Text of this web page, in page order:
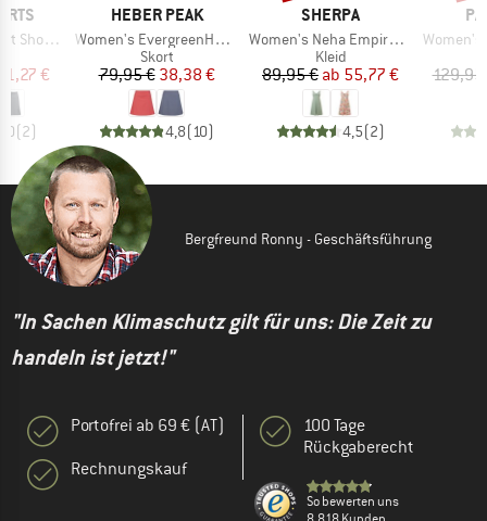
Preis
€
(2)
MARKE
HEBER PEAK
Artikel
Women's EvergreenHe. Skort
Produktgruppe
Skort
Preis
79,95 €reduzierter Preis
38,38 €
4,8(10)
MARKE
SHERPA
Artikel
Women's Neha Empire Dress
Produktgruppe
Kleid
Preis
89,95 € reduzierter Preis
ab 55,77 €
4,5(2)
Artikel
Women's
129,95
Bergfreund Ronny - Geschäftsführung
"In Sachen Klimaschutz gilt für uns: Die Zeit zu
handeln ist jetzt!"
Portofrei ab 69 € (AT)
Rechnungskauf
100 Tage
Rückgaberecht
So bewerten uns